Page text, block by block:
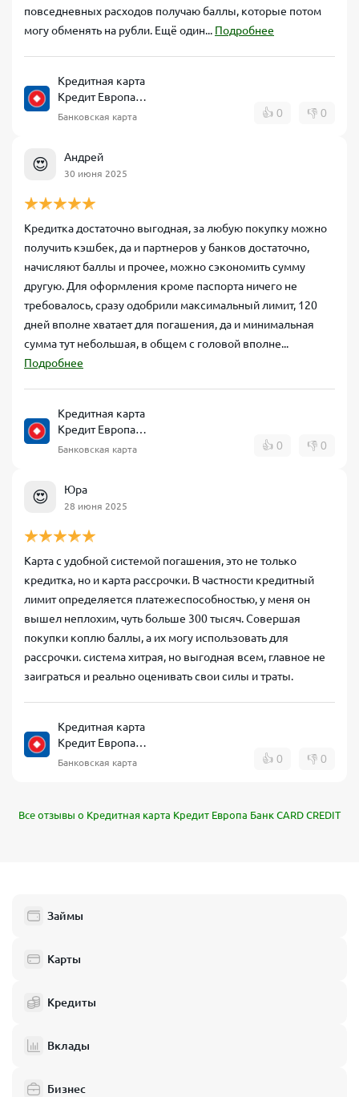
повседневных расходов получаю баллы, которые потом
могу обменять на рубли. Ещё один... Подробнее
Кредитная карта
Кредит Европа
Банк CARD CREDIT
Банковская карта 👍 0 👎 0
😍 Андрей
30 июня 2025
Кредитка достаточно выгодная, за любую покупку можно
получить кэшбек, да и партнеров у банков достаточно,
начисляют баллы и прочее, можно сэкономить сумму
другую. Для оформления кроме паспорта ничего не
требовалось, сразу одобрили максимальный лимит, 120
дней вполне хватает для погашения, да и минимальная
сумма тут небольшая, в общем с головой вполне...
Подробнее
Кредитная карта
Кредит Европа
Банк CARD CREDIT
Банковская карта 👍 0 👎 0
😍 Юра
28 июня 2025
Карта с удобной системой погашения, это не только
кредитка, но и карта рассрочки. В частности кредитный
лимит определяется платежеспособностью, у меня он
вышел неплохим, чуть больше 300 тысяч. Совершая
покупки коплю баллы, а их могу использовать для
рассрочки. система хитрая, но выгодная всем, главное не
заиграться и реально оценивать свои силы и траты.
Кредитная карта
Кредит Европа
Банк CARD CREDIT
Банковская карта 👍 0 👎 0
Все отзывы о Кредитная карта Кредит Европа Банк CARD CREDIT
Займы
Карты
Кредиты
Вклады
Бизнес